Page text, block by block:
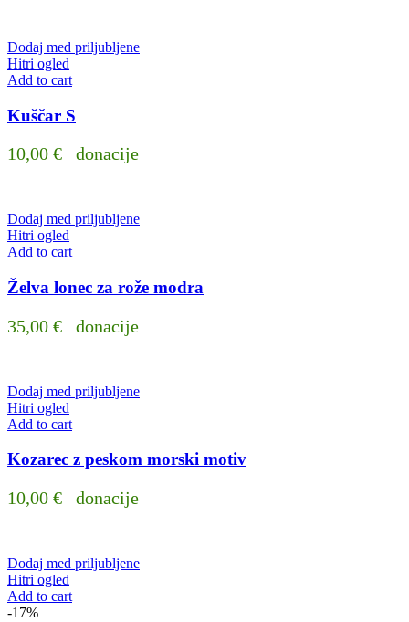
Dodaj med priljubljene
Hitri ogled
Add to cart
Kuščar S
10,00 € donacije
Dodaj med priljubljene
Hitri ogled
Add to cart
Želva lonec za rože modra
35,00 € donacije
Dodaj med priljubljene
Hitri ogled
Add to cart
Kozarec z peskom morski motiv
10,00 € donacije
Dodaj med priljubljene
Hitri ogled
Add to cart
-17%